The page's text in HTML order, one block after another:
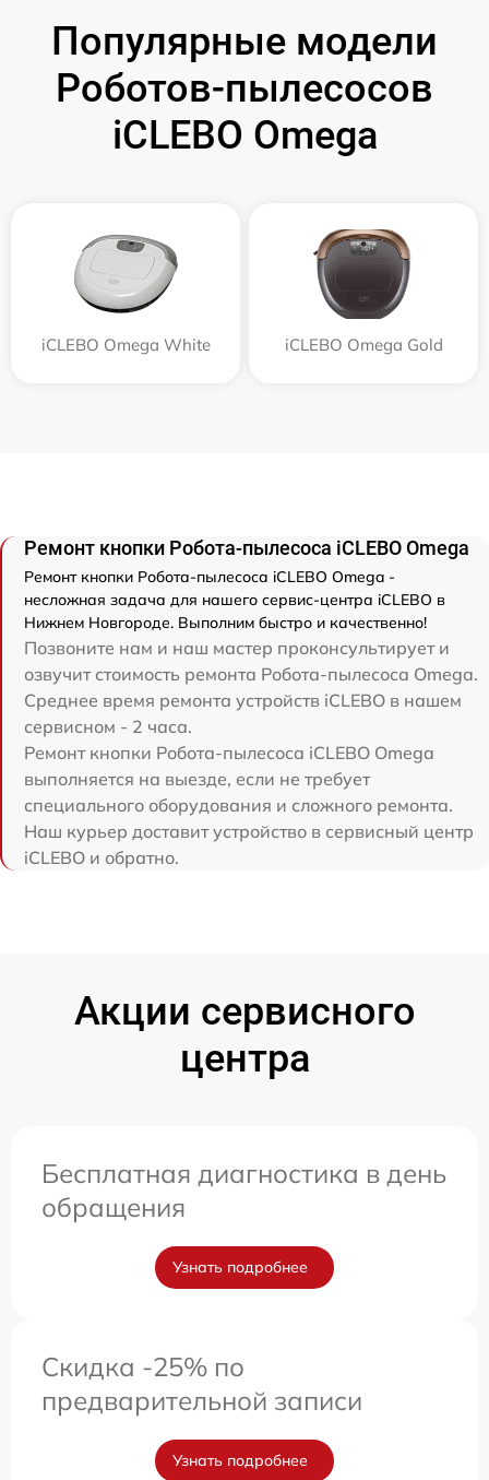
Популярные модели
Роботов-пылесосов
iCLEBO Omega
iCLEBO Omega White iCLEBO Omega Gold
Ремонт кнопки Робота-пылесоса iCLEBO Omega
Ремонт кнопки Робота-пылесоса iCLEBO Omega -
несложная задача для нашего сервис-центра iCLEBO в
Нижнем Новгороде. Выполним быстро и качественно!
Позвоните нам и наш мастер проконсультирует и
озвучит стоимость ремонта Робота-пылесоса Omega.
Среднее время ремонта устройств iCLEBO в нашем
сервисном - 2 часа.
Ремонт кнопки Робота-пылесоса iCLEBO Omega
выполняется на выезде, если не требует
специального оборудования и сложного ремонта.
Наш курьер доставит устройство в сервисный центр
iCLEBO и обратно.
Акции сервисного
центра
Бесплатная диагностика в день
обращения
Узнать подробнее
Скидка -25% по
предварительной записи
Узнать подробнее